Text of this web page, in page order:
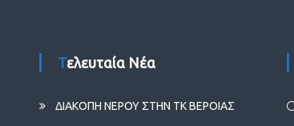
Τελευταία Νέα
ΔΙΑΚΟΠΗ ΝΕΡΟΥ ΣΤΗΝ ΤΚ ΒΕΡΟΙΑΣ